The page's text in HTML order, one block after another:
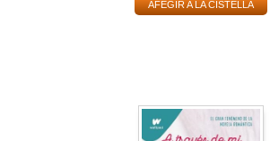
AFEGIR A LA CISTELLA